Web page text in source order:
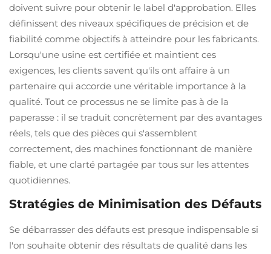
doivent suivre pour obtenir le label d'approbation. Elles
définissent des niveaux spécifiques de précision et de
fiabilité comme objectifs à atteindre pour les fabricants.
Lorsqu'une usine est certifiée et maintient ces
exigences, les clients savent qu'ils ont affaire à un
partenaire qui accorde une véritable importance à la
qualité. Tout ce processus ne se limite pas à de la
paperasse : il se traduit concrètement par des avantages
réels, tels que des pièces qui s'assemblent
correctement, des machines fonctionnant de manière
fiable, et une clarté partagée par tous sur les attentes
quotidiennes.
Stratégies de Minimisation des Défauts
Se débarrasser des défauts est presque indispensable si
l'on souhaite obtenir des résultats de qualité dans les